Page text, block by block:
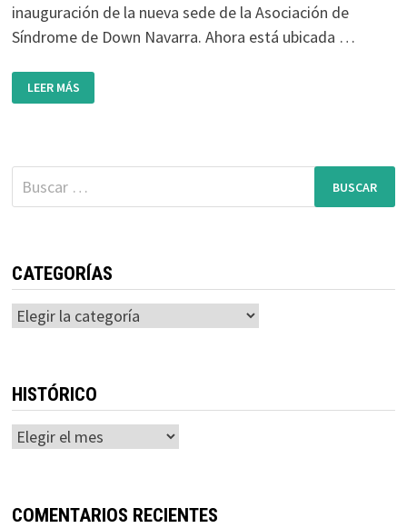
inauguración de la nueva sede de la Asociación de
Síndrome de Down Navarra. Ahora está ubicada …
INAUGURACIÓN
SEDE
ASOCIACIÓN
LEER MÁS
Buscar:
CATEGORÍAS
Categorías
HISTÓRICO
Histórico
COMENTARIOS RECIENTES